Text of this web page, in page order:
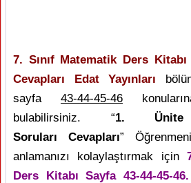
7. Sınıf Matematik Ders Kitabı
Cevapları Edat Yayınları
sayfa 43-44-45-46
bulabilirsiniz. “1. Ünite
Soruları Cevapları”
anlamanızı kolaylaştırmak için
Ders Kitabı Sayfa 43-44-45-46.